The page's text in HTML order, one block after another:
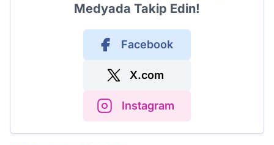
Medyada Takip Edin!
Facebook
X.com
Instagram